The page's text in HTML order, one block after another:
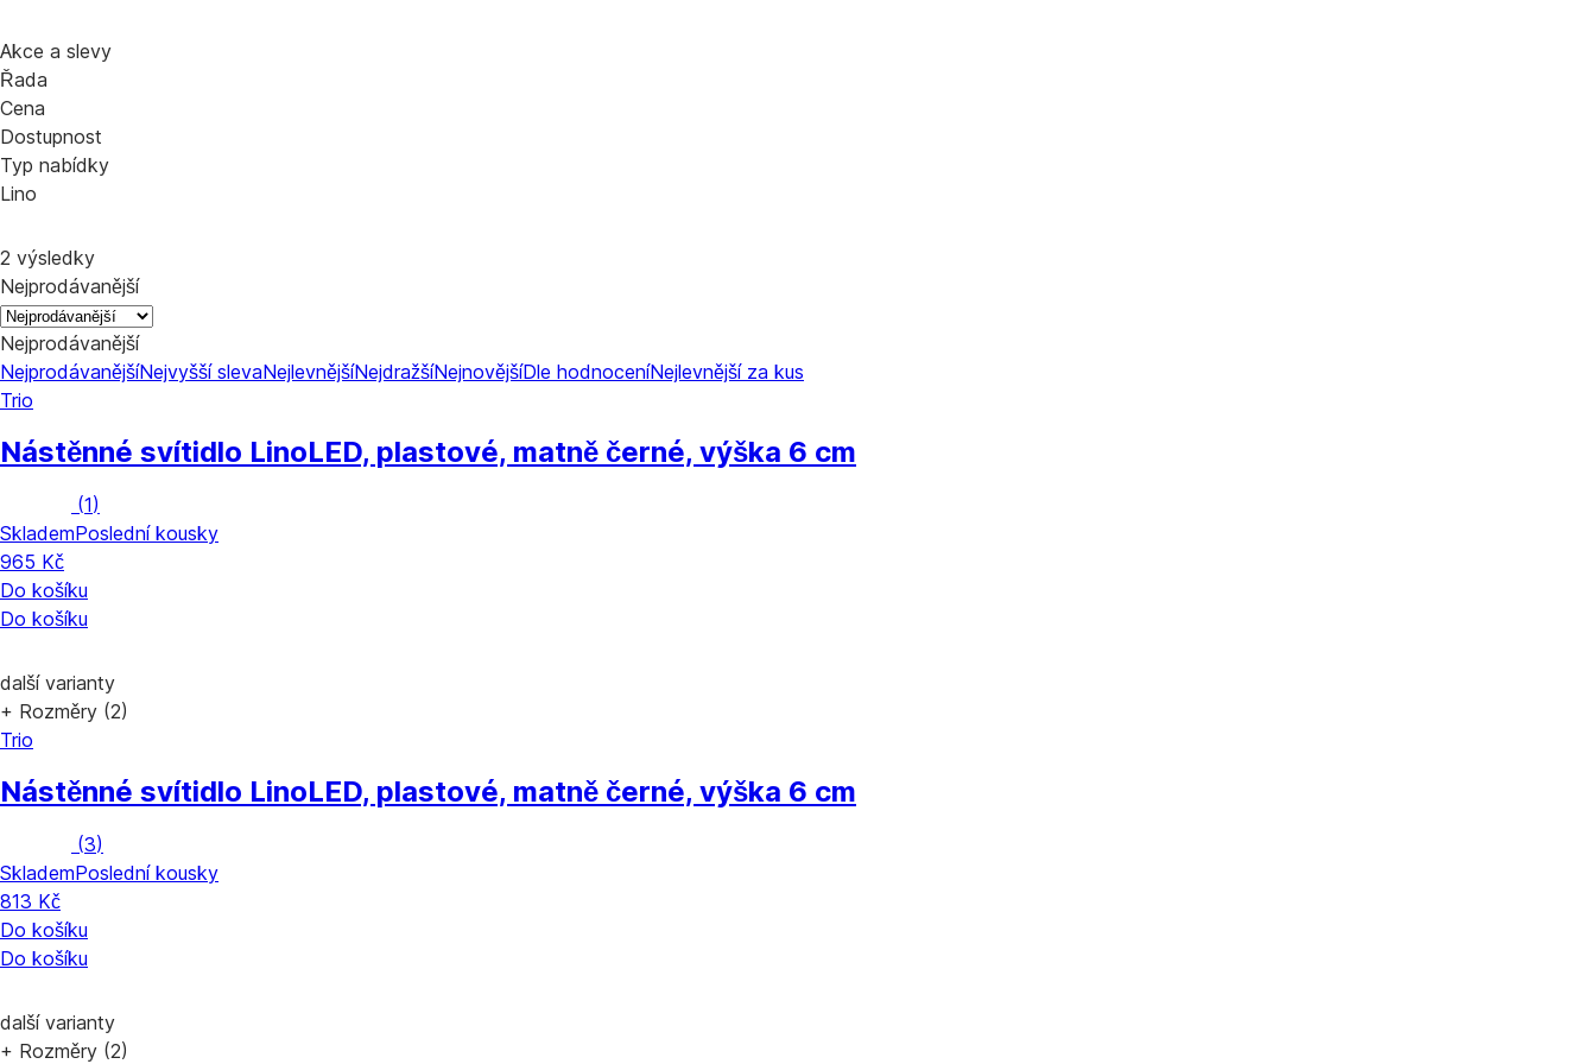
Akce a slevy
Řada
Cena
Dostupnost
Typ nabídky
Lino
2 výsledky
Nejprodávanější
Nejprodávanější
NejprodávanějšíNejvyšší slevaNejlevnějšíNejdražšíNejnovějšíDle hodnoceníNejlevnější za kus
Trio
Nástěnné svítidlo LinoLED, plastové, matně černé, výška 6 cm
(1)
SklademPoslední kousky
965 Kč
Do košíku
Do košíku
další varianty
+ Rozměry (2)
Trio
Nástěnné svítidlo LinoLED, plastové, matně černé, výška 6 cm
(3)
SklademPoslední kousky
813 Kč
Do košíku
Do košíku
další varianty
+ Rozměry (2)